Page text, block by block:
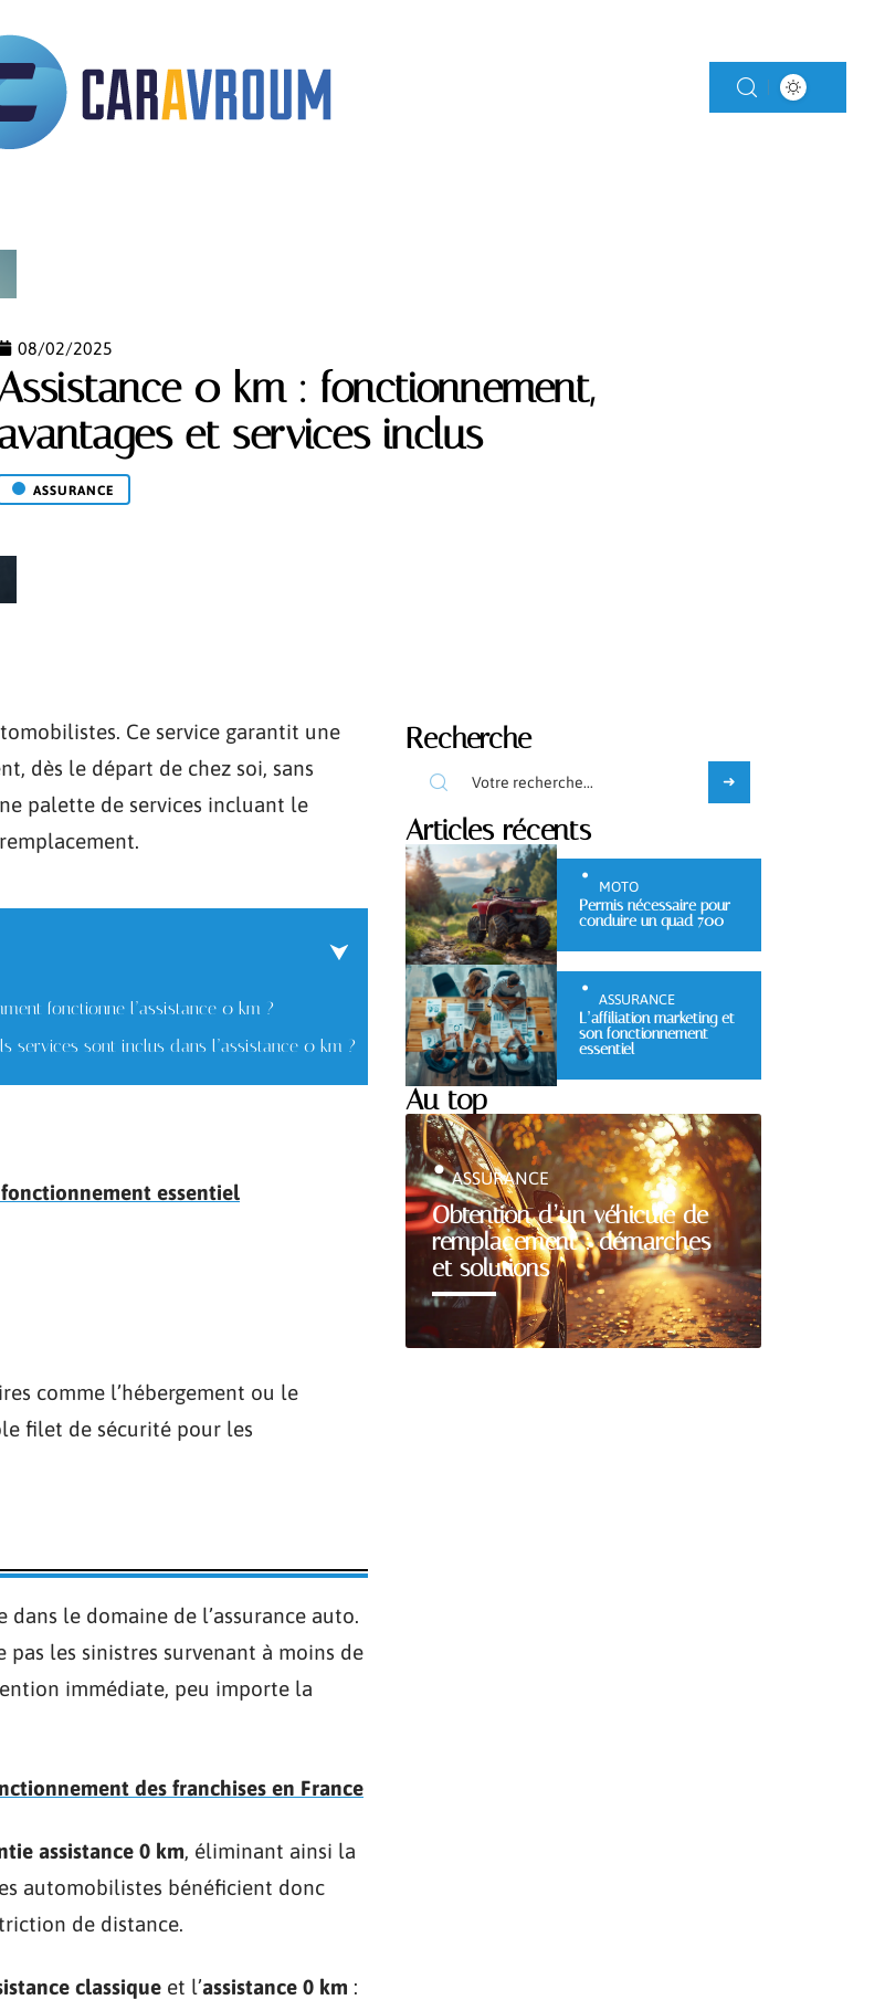
08/02/2025
0 km : fonctionnement,
et services inclus
ASSURANCE
Ce service garantit une
dès le départ de chez soi, sans
palette de services incluant le
fonctionne l’assistance 0 km ?
services sont inclus dans l’assistance 0 km ?
essentiel
comme l’hébergement ou le
filet de sécurité pour les
le domaine de l’assurance auto.
pas les sinistres survenant à moins de
immédiate, peu importe la
des franchises en France
assistance 0 km, éliminant ainsi la
automobilistes bénéficient donc
de distance.
classique et l’assistance 0 km :
Recherche
Articles récents
MOTO
Permis nécessaire pour
conduire un quad 700
ASSURANCE
L’affiliation marketing et
son fonctionnement
essentiel
Au top
Obtention d’un véhicule de
remplacement : démarches
et solutions
ASSURANCE